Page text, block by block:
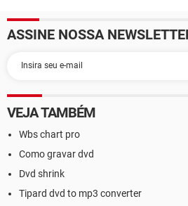
ASSINE NOSSA
VEJA TAMBÉM
Wbs chart pro
Como gravar dvd
Dvd shrink
Tipard dvd to mp3 converter